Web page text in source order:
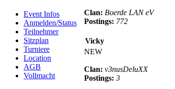
Event Infos
Anmelden/Status
Teilnehmer
Sitzplan
Turniere
Location
AGB
Vollmacht
Clan: Boerde LAN eV
Postings: 772
Vicky
NEW
Clan: v3nusDeluXX
Postings: 3